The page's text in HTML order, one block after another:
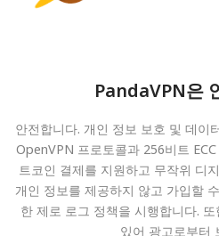
PandaVPN은
안전합니다. 개인 정보 보호 및 데이
OpenVPN 프로토콜과 256비트
트코인 결제를 지원하고 무작위 디
개인 정보를 제공하지 않고 가입할
한 제로 로그 정책을 시행합니다.
있어 광고로부터